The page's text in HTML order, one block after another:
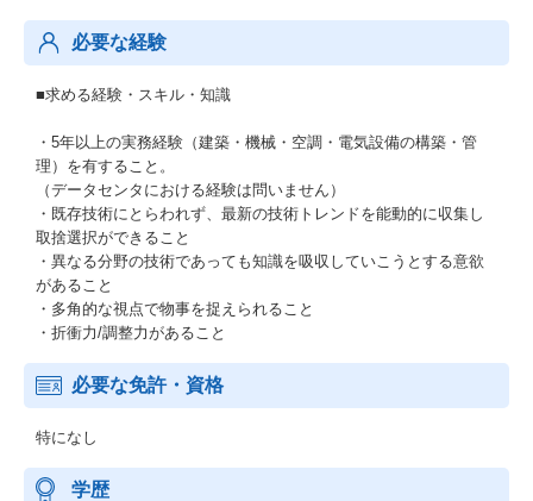
必要な経験
■求める経験・スキル・知識
・5年以上の実務経験（建築・機械・空調・電気設備の構築・管
理）を有すること。
（データセンタにおける経験は問いません）
・既存技術にとらわれず、最新の技術トレンドを能動的に収集し
取捨選択ができること
・異なる分野の技術であっても知識を吸収していこうとする意欲
があること
・多角的な視点で物事を捉えられること
・折衝力/調整力があること
必要な免許・資格
特になし
学歴